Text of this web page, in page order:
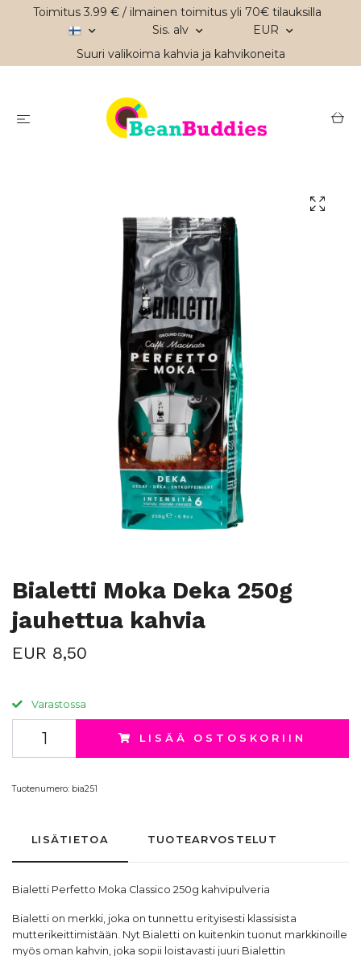
Toimitus 3.99 € / ilmainen toimitus yli 70€ tilauksilla
Sis. alv
EUR
Suuri valikoima kahvia ja kahvikoneita
Bialetti Moka Deka 250g
jauhettua kahvia
EUR 8,50
Varastossa
LISÄÄ OSTOSKORIIN
Tuotenumero: bia251
LISÄTIETOA TUOTEARVOSTELUT
Bialetti Perfetto Moka Classico 250g kahvipulveria
Bialetti on merkki, joka on tunnettu erityisesti klassisista
mutterikeittimistään. Nyt Bialetti on kuitenkin tuonut markkinoille
myös oman kahvin, joka sopii loistavasti juuri Bialettin